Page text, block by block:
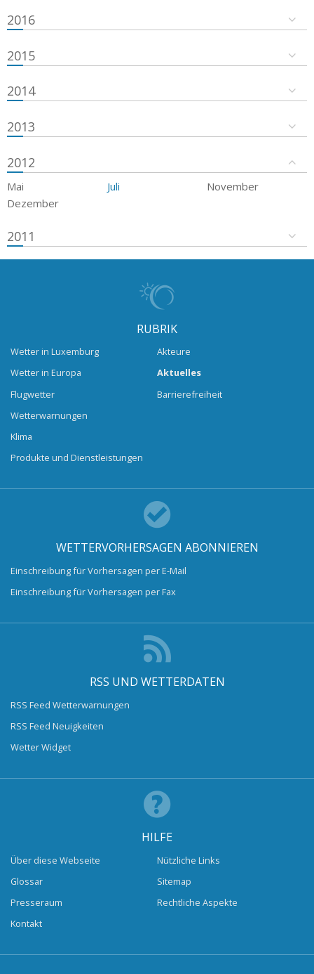
2016
2015
2014
2013
2012
Mai Juli
November
Dezember
2011
RUBRIK
Wetter in Luxemburg
Wetter in Europa
Flugwetter
Wetterwarnungen
Klima
Produkte und Dienstleistungen
Akteure
Aktuelles
Barrierefreiheit
WETTERVORHERSAGEN ABONNIEREN
Einschreibung für Vorhersagen per E-Mail
Einschreibung für Vorhersagen per Fax
RSS UND WETTERDATEN
RSS Feed Wetterwarnungen
RSS Feed Neuigkeiten
Wetter Widget
HILFE
Über diese Webseite
Glossar
Presseraum
Kontakt
Nützliche Links
Sitemap
Rechtliche Aspekte